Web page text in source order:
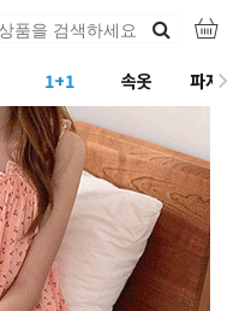
1+1 속옷
파자